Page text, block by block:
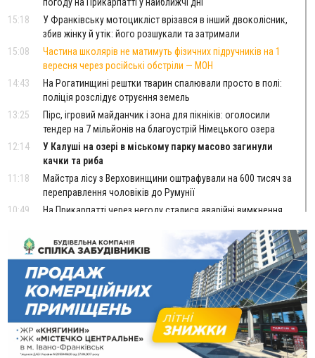
15:18
У Франківську мотоцикліст врізався в інший двоколісник,
збив жінку й утік: його розшукали та затримали
15:08
Частина школярів не матимуть фізичних підручників на 1
вересня через російські обстріли — МОН
14:43
На Рогатинщині рештки тварин спалювали просто в полі:
поліція розслідує отруєння земель
13:25
Пірс, ігровий майданчик і зона для пікніків: оголосили
тендер на 7 мільйонів на благоустрій Німецького озера
12:14
У Калуші на озері в міському парку масово загинули
качки та риба
11:18
Майстра лісу з Верховинщини оштрафували на 600 тисяч за
переправлення чоловіків до Румунії
10:49
На Прикарпатті через негоду сталися аварійні вимкнення
10:43
За змову на тендері для Долинської лікарні двох
підприємців оштрафували на 272 тисячі гривень
10:09
Яремчанський суд виніс вирок чоловіку, який у Буковелі
вкрав із супермаркету пляшку віскі за 8,5 тисяч
09:53
В урочищі біля Галича археологи відкопали давньоруську
вагову гирку XII–XIII століть
09:39
У Франківську медики провели серію складних операцій
на аорті